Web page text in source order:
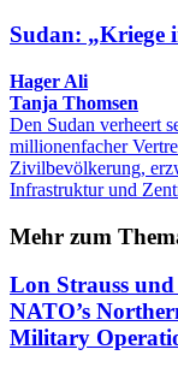
Sudan: „Kriege
Hager Ali
Tanja Thomsen
Den Sudan verheert
millionenfacher
Zivilbevölkerung,
Infrastruktur und
Mehr zum
Lon Strauss
NATO’s
Military